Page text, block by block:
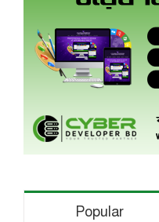
Popular